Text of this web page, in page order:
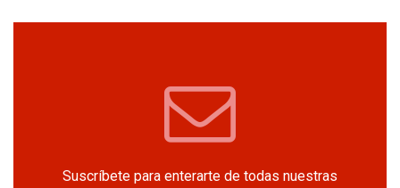
Suscríbete para enterarte de todas nuestras